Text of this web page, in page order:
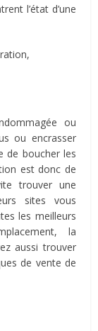
l’état d’une
ou
ou encrasser
de boucher les
est donc de
trouver une
sites vous
les meilleurs
la
aussi trouver
de vente de